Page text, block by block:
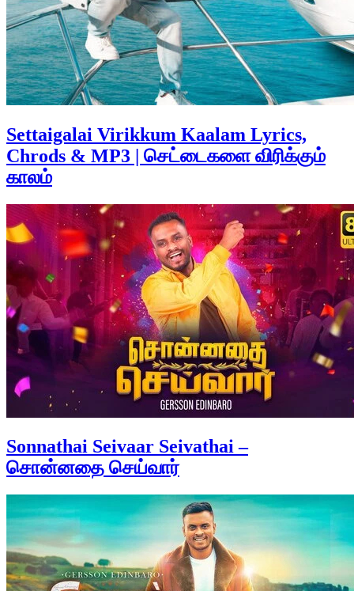
Settaigalai Virikkum Kaalam Lyrics,
Chrods & MP3 | செட்டைகளை விரிக்கும்
காலம்
Sonnathai Seivaar Seivathai –
சொன்னதை செய்வார்